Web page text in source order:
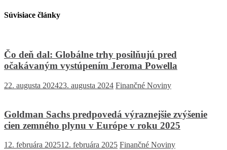
Súvisiace články
Čo deň dal: Globálne trhy posilňujú pred
očakávaným vystúpením Jeroma Powella
22. augusta 202423. augusta 2024 Finančné Noviny
Goldman Sachs predpovedá výraznejšie zvýšenie
cien zemného plynu v Európe v roku 2025
12. februára 202512. februára 2025 Finančné Noviny